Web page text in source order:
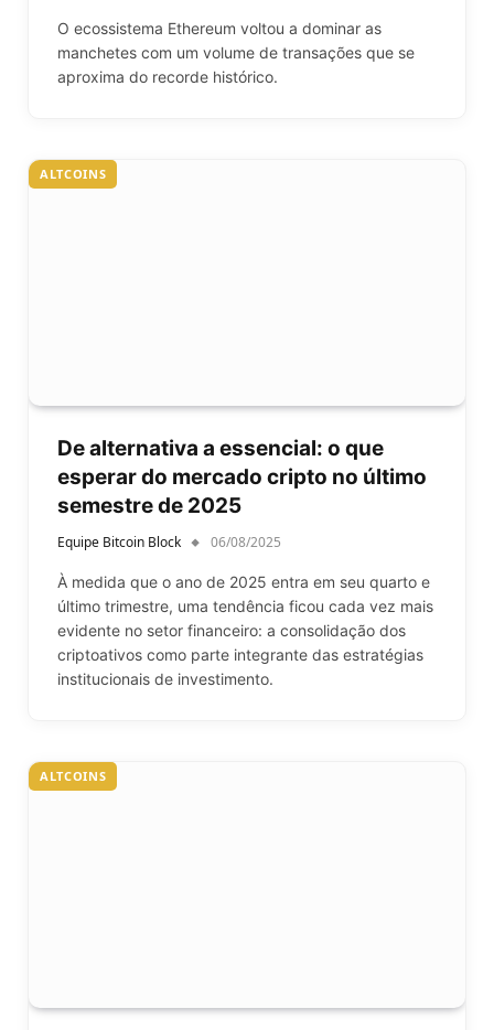
O ecossistema Ethereum voltou a dominar as
manchetes com um volume de transações que se
aproxima do recorde histórico.
ALTCOINS
De alternativa a essencial: o que
esperar do mercado cripto no último
semestre de 2025
Equipe Bitcoin Block 06/08/2025
À medida que o ano de 2025 entra em seu quarto e
último trimestre, uma tendência ficou cada vez mais
evidente no setor financeiro: a consolidação dos
criptoativos como parte integrante das estratégias
institucionais de investimento.
ALTCOINS